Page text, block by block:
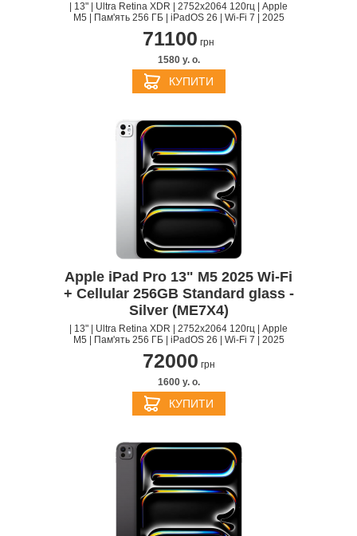
| 13" | Ultra Retina XDR | 2752х2064 120гц | Apple
M5 | Пам'ять 256 ГБ | iPadOS 26 | Wi-Fi 7 | 2025
71100 грн
1580 y. о.
КУПИТИ
Apple iPad Pro 13" M5 2025 Wi-Fi
+ Cellular 256GB Standard glass -
Silver (ME7X4)
| 13" | Ultra Retina XDR | 2752х2064 120гц | Apple
M5 | Пам'ять 256 ГБ | iPadOS 26 | Wi-Fi 7 | 2025
72000 грн
1600 y. о.
КУПИТИ